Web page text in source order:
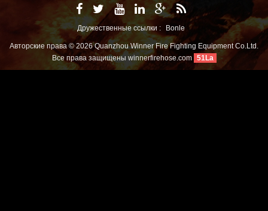
Дружественные ссылки : Bonle
Авторские права © 2026 Quanzhou Winner Fire Fighting Equipment Co.Ltd.
Все права защищены winnerfirehose.com 51La